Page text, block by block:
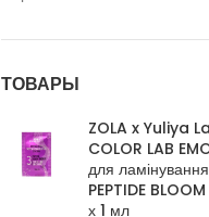
ТОВАРЫ
ZOLA x Yuliya
COLOR LAB
для
PEPTIDE
х 1 мл